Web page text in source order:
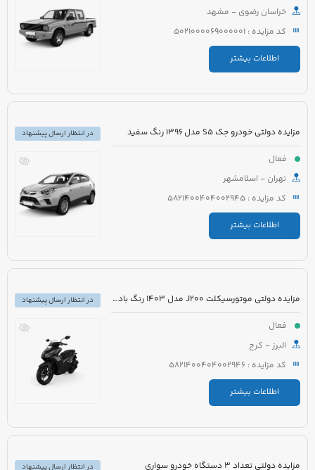
خراسان رضوی - مشهد
کد مزایده : 5021000069000001
اطلاعات بیشتر
مزایده دولتی خودرو جک S5 مدل 1396 رنگ سفید
فعال
تهران - اسلامشهر
کد مزایده : 5821400404002945
اطلاعات بیشتر
در انتظار ارسال پیشنهاد
مزایده دولتی موتورسیکلت J200 مدل 1403 رنگ بادمجانی
فعال
البرز - کرج
کد مزایده : 5821400404002946
اطلاعات بیشتر
در انتظار ارسال پیشنهاد
مزایده دولتی تعداد 3 دستگاه خودرو سواری
در انتظار ارسال پیشنهاد